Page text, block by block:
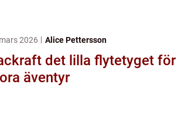
2026 Alice Pettersson
det lilla flytetyget för
äventyr